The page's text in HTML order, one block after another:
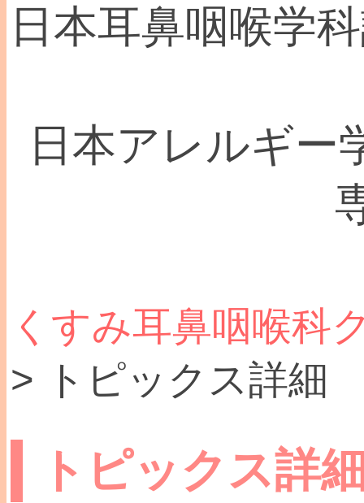
日本耳鼻咽喉学
日本アレルギー
くすみ耳鼻咽喉科
> トピックス詳細
トピックス詳